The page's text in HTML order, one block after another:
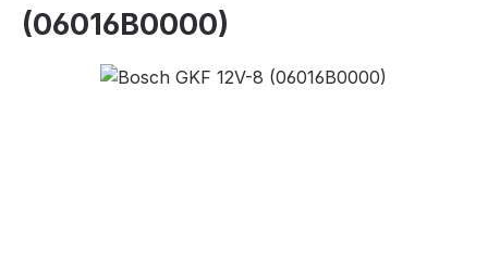
(06016B0000)
Bildergalerie überspringen